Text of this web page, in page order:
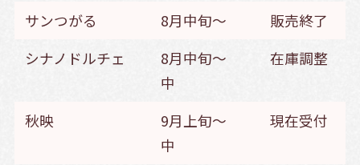
サンつがる
8月中旬～ 販売終了
シナノドルチェ
8月中旬～ 在庫調整
中
秋映
9月上旬～ 現在受付
中